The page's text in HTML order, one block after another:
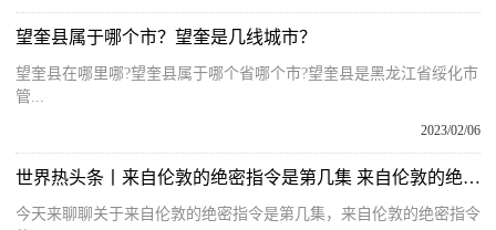
望奎县属于哪个市？望奎是几线城市？
望奎县在哪里哪?望奎县属于哪个省哪个市?望奎县是黑龙江省绥化市
管...
2023/02/06
世界热头条丨来自伦敦的绝密指令是第几集 来自伦敦的绝密指令
今天来聊聊关于来自伦敦的绝密指令是第几集，来自伦敦的绝密指令